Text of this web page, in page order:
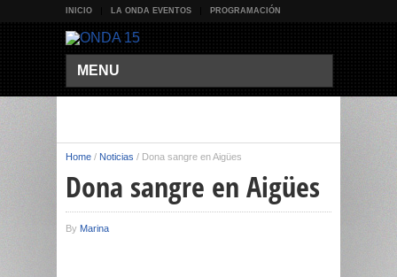
INICIO LA ONDA EVENTOS PROGRAMACIÓN
MENU
Home / Noticias / Dona sangre en Aigües
Dona sangre en Aigües
By Marina